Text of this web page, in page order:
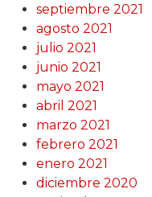
septiembre 2021
agosto 2021
julio 2021
junio 2021
mayo 2021
abril 2021
marzo 2021
febrero 2021
enero 2021
diciembre 2020